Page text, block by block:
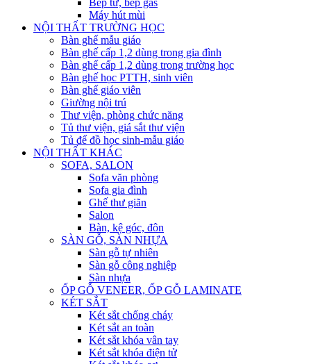
Máy hút mùi
NỘI THẤT TRƯỜNG HỌC
Bàn ghế mẫu giáo
Bàn ghế cấp 1,2 dùng trong gia đình
Bàn ghế cấp 1,2 dùng trong trường học
Bàn ghế học PTTH, sinh viên
Bàn ghế giáo viên
Giường nội trú
Thư viện, phòng chức năng
Tủ thư viện, giá sắt thư viện
Tủ để đồ học sinh-mẫu giáo
NỘI THẤT KHÁC
SOFA, SALON
Sofa văn phòng
Sofa gia đình
Ghế thư giãn
Salon
Bàn, kệ góc, đôn
SÀN GỖ, SÀN NHỰA
Sàn gỗ tự nhiên
Sàn gỗ công nghiệp
Sàn nhựa
ỐP GỖ VENEER, ỐP GỖ LAMINATE
KÉT SẮT
Két sắt chống cháy
Két sắt an toàn
Két sắt khóa vân tay
Két sắt khóa điện tử